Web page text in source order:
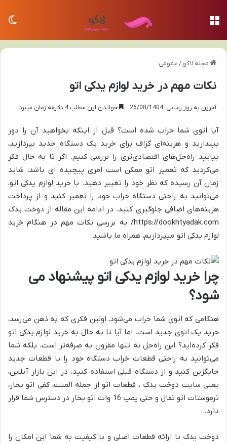
مجله لاکو /عمومی
نکات مهم در خرید لوازم یدکی اتو
آخرین به روز رسانی: 26/08/1404 خواندن این مطلب 4 دقیقه زمان میبرد
آیا اتوی شما خراب شده است؟ قبل از اینکه بخواهید آن را دور
بیندازید و هزینه‌ای گزاف برای خرید یک دستگاه جدید بپردازید،
بیایید راه‌حل‌های اقتصادی‌تری را بررسی کنیم. اگر تا به حال فکر
می‌کردید که تعمیر اتو ممکن است امری پیچیده ای باشد، شاید
زمان آن رسیده که نظر خود را تغییر دهید. با خرید لوازم یدکی اتو،
می‌توانید به راحتی دستگاه خراب خود را تعمیر کنید و از پرداخت
هزینه‌های اضافی جلوگیری کنید. در ادامه این مقاله از دوخت یدک
https://dookhtyadak.com/ به بررسی نکات مهم در هنگام خرید
لوازم یدکی اتو میپردازیم، همراه ما باشید.
چرا خرید لوازم یدکی اتو پیشنهاد می
شود؟
هنگامی که اتوی شما خراب می‌شود، اولین فکری که به ذهن می‌رسد،
خرید یک اتوی جدید است. اما آیا تا به حال به خرید لوازم یدکی اتو
فکر کرده‌اید؟ این راه‌حل نه تنها مقرون به صرفه‌تر است، بلکه شما
می‌توانید به راحتی قطعات خراب دستگاه خود را با قطعات جدید
جایگزین کنید و از دستگاه قبلی استفاده کنید. در این بازار آنلاین،
یعنی سایت دوخت یدک ، قطعات اتو از جمله المنت، کفی اتو بخار،
ترموستات اتو تفال و حتی پمپ 16 وات اتو بخار در دسترس شما قرار
دارد.
دوخت یدک با ارائه قطعات اصلی و با کیفیت به شما این امکان را